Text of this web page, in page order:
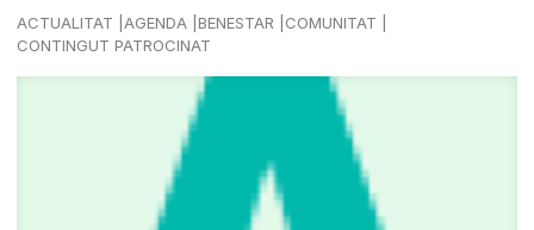
ACTUALITAT AGENDA BENESTAR
COMUNITAT
CONTINGUT PATROCINAT